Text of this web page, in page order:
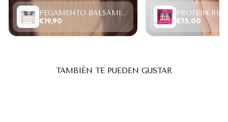
PEGAMENTO BALSÁMICO CLEAR LASH 15ML
€19,90 €75,00
TAMBIÉN TE PUEDEN GUSTAR